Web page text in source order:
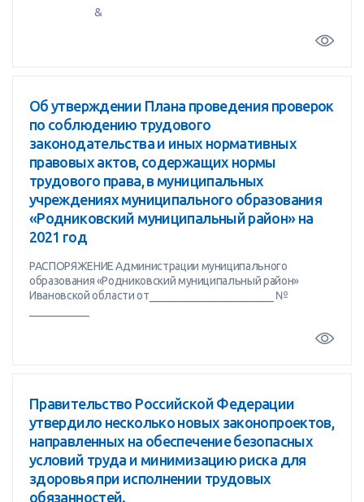
&
Об утверждении Плана проведения проверок
по соблюдению трудового
законодательства и иных нормативных
правовых актов, содержащих нормы
трудового права, в муниципальных
учреждениях муниципального образования
«Родниковский муниципальный район» на
2021 год
РАСПОРЯЖЕНИЕ Администрации муниципального
образования «Родниковский муниципальный район»
Ивановской области от_______________________ №
Правительство Российской Федерации
утвердило несколько новых законопроектов,
направленных на обеспечение безопасных
условий труда и минимизацию риска для
здоровья при исполнении трудовых
обязанностей.